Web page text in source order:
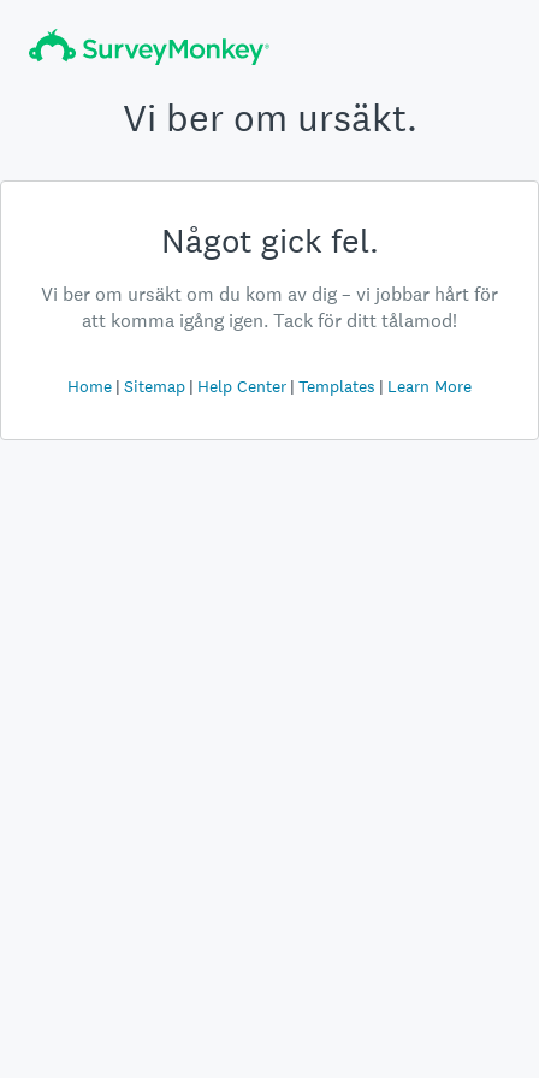
Vi ber om ursäkt.
Något gick fel.
Vi ber om ursäkt om du kom av dig – vi jobbar hårt för
att komma igång igen. Tack för ditt tålamod!
Home Sitemap Help Center Templates Learn More